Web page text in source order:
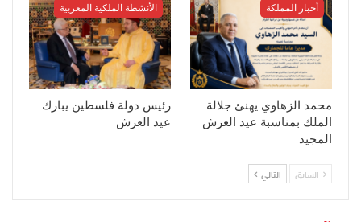
أخبار المملكة
محمد الزهاوي يهنئ جلالة
الملك بمناسبة عيد العرش
المجيد
الأنشطة الملكية المغربية
رئيس دولة فلسطين يبارك
عيد العرش
السابق التالي